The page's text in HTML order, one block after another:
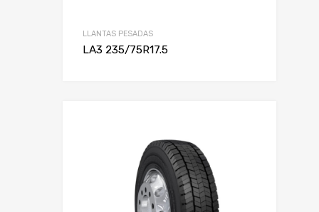
LLANTAS PESADAS
LA3 235/75R17.5